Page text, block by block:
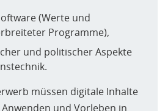
(Werte und
Programme),
und politischer Aspekte
müssen digitale Inhalte
und Vorleben in